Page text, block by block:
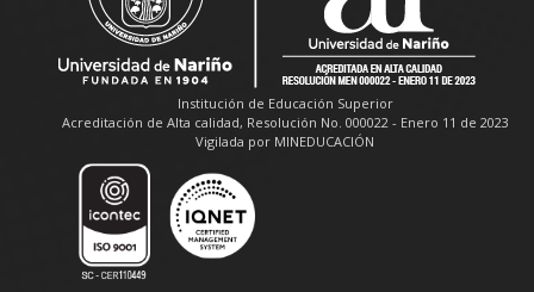
Institución de Educación Superior
Acreditación de Alta calidad, Resolución No. 000022 - Enero 11 de 2023
Vigilada por MINEDUCACIÓN